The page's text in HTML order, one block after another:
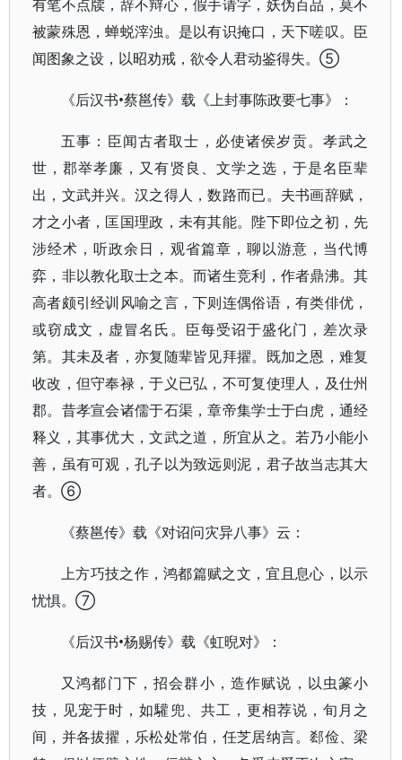
有笔不点牍，辞不辩心，假手请字，妖伪百品，莫不
被蒙殊恩，蝉蜕滓浊。是以有识掩口，天下嗟叹。臣
闻图象之设，以昭劝戒，欲令人君动鉴得失。⑤
《后汉书•蔡邕传》载《上封事陈政要七事》：
五事：臣闻古者取士，必使诸侯岁贡。孝武之
世，郡举孝廉，又有贤良、文学之选，于是名臣辈
出，文武并兴。汉之得人，数路而已。夫书画辞赋，
才之小者，匡国理政，未有其能。陛下即位之初，先
涉经术，听政余日，观省篇章，聊以游意，当代博
弈，非以教化取士之本。而诸生竞利，作者鼎沸。其
高者颇引经训风喻之言，下则连偶俗语，有类俳优，
或窃成文，虚冒名氏。臣每受诏于盛化门，差次录
第。其未及者，亦复随辈皆见拜擢。既加之恩，难复
收改，但守奉禄，于义已弘，不可复使理人，及仕州
郡。昔孝宣会诸儒于石渠，章帝集学士于白虎，通经
释义，其事优大，文武之道，所宜从之。若乃小能小
善，虽有可观，孔子以为致远则泥，君子故当志其大
者。⑥
《蔡邕传》载《对诏问灾异八事》云：
上方巧技之作，鸿都篇赋之文，宜且息心，以示
忧惧。⑦
《后汉书•杨赐传》载《虹晲对》：
又鸿都门下，招会群小，造作赋说，以虫篆小
技，见宠于时，如驩兜、共工，更相荐说，旬月之
间，并各拔擢，乐松处常伯，任芝居纳言。郄俭、梁